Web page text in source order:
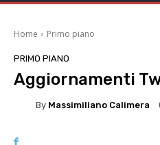
Home Primo piano
PRIMO PIANO
Aggiornamenti
By Massimiliano Calimera